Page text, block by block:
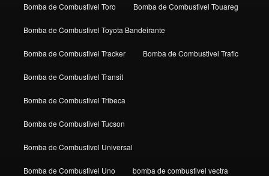
Bomba de Combustivel Toro Bomba de Combustivel Touareg
Bomba de Combustivel Toyota Bandeirante
Bomba de Combustivel Tracker Bomba de Combustivel Trafic
Bomba de Combustivel Transit
Bomba de Combustivel Tribeca
Bomba de Combustivel Tucson
Bomba de Combustivel Universal
Bomba de Combustivel Uno bomba de combustivel vectra